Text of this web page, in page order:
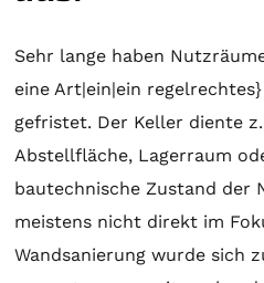
Sehr lange haben
eine Art|ein|ein
gefristet. Der Keller diente
Abstellfläche, Lagerraum
bautechnische Zustand der
meistens nicht direkt im
Wandsanierung wurde sich